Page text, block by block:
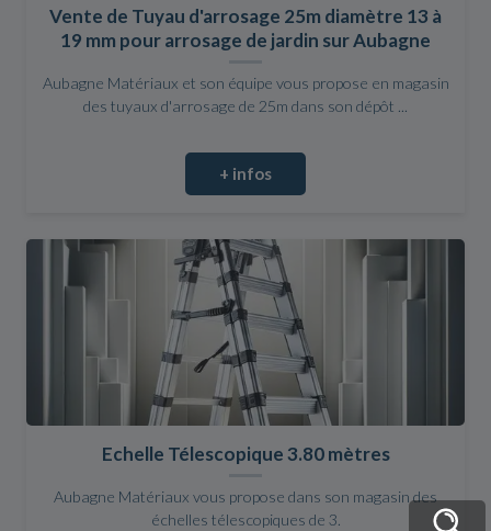
Vente de Tuyau d'arrosage 25m diamètre 13 à
19 mm pour arrosage de jardin sur Aubagne
Aubagne Matériaux et son équipe vous propose en magasin
des tuyaux d'arrosage de 25m dans son dépôt ...
+ infos
Echelle Télescopique 3.80 mètres
Aubagne Matériaux vous propose dans son magasin des
échelles télescopiques de 3.